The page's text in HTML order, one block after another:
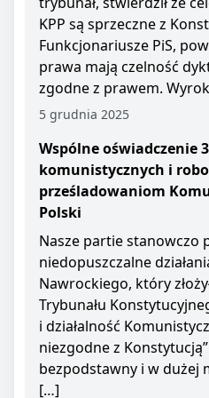
KPP są sprzeczne z
Funkcjonariusze PiS,
prawa mają czelność
zgodne z prawem.
5 grudnia 2025
Wspólne oświadczenie
komunistycznych i
prześladowaniom
Polski
Nasze partie stanowczo
niedopuszczalne
Nawrockiego, który
Trybunału
i działalność
niezgodne z
bezpodstawny i w dużej
[…]